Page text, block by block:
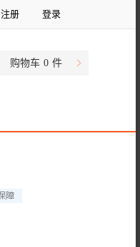
注册 登录
购物车 0 件